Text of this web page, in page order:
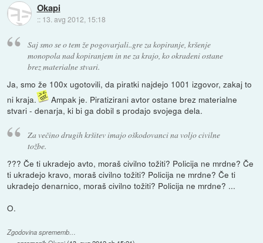
Okapi
:: 13. avg 2012, 15:18
Saj smo se o tem že pogovarjali..gre za kopiranje, kršenje
monopola nad kopiranjem in ne za krajo, ko okradeni ostane
brez materialne stvari.
Ja, smo že 100x ugotovili, da piratki najdejo 1001 izgovor, zakaj to
ni kraja.
Ampak je. Piratizirani avtor ostane brez materialne
stvari - denarja, ki bi ga dobil s prodajo svojega dela.
Za večino drugih kršitev imajo oškodovanci na voljo civilne
tožbe.
??? Če ti ukradejo avto, moraš civilno tožiti? Policija ne mrdne? Če
ti ukradejo kravo, moraš civilno tožiti? Policija ne mrdne? Če ti
ukradejo denarnico, moraš civilno tožiti? Policija ne mrdne? ...
O.
Zgodovina sprememb…